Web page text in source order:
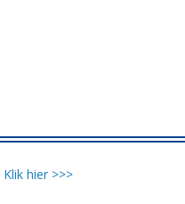
Klik hier >>>